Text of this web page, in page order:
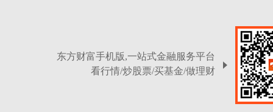
东方财富手机版,一站式金融服务平台
看行情/炒股票/买基金/做理财